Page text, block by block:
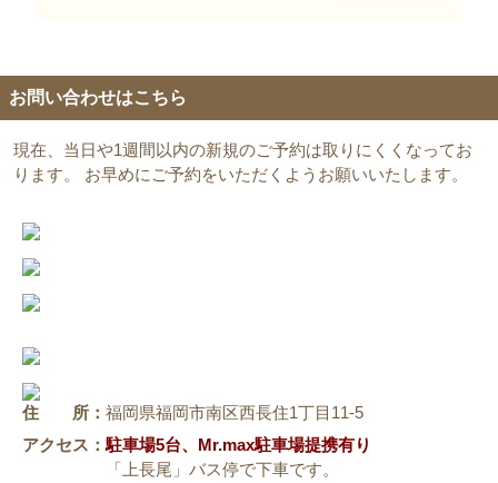
お問い合わせはこちら
現在、当日や1週間以内の新規のご予約は取りにくくなってお
ります。 お早めにご予約をいただくようお願いいたします。
住 所： 福岡県福岡市南区西長住1丁目11-5
アクセス：駐車場5台、Mr.max駐車場提携有り
「上長尾」バス停で下車です。